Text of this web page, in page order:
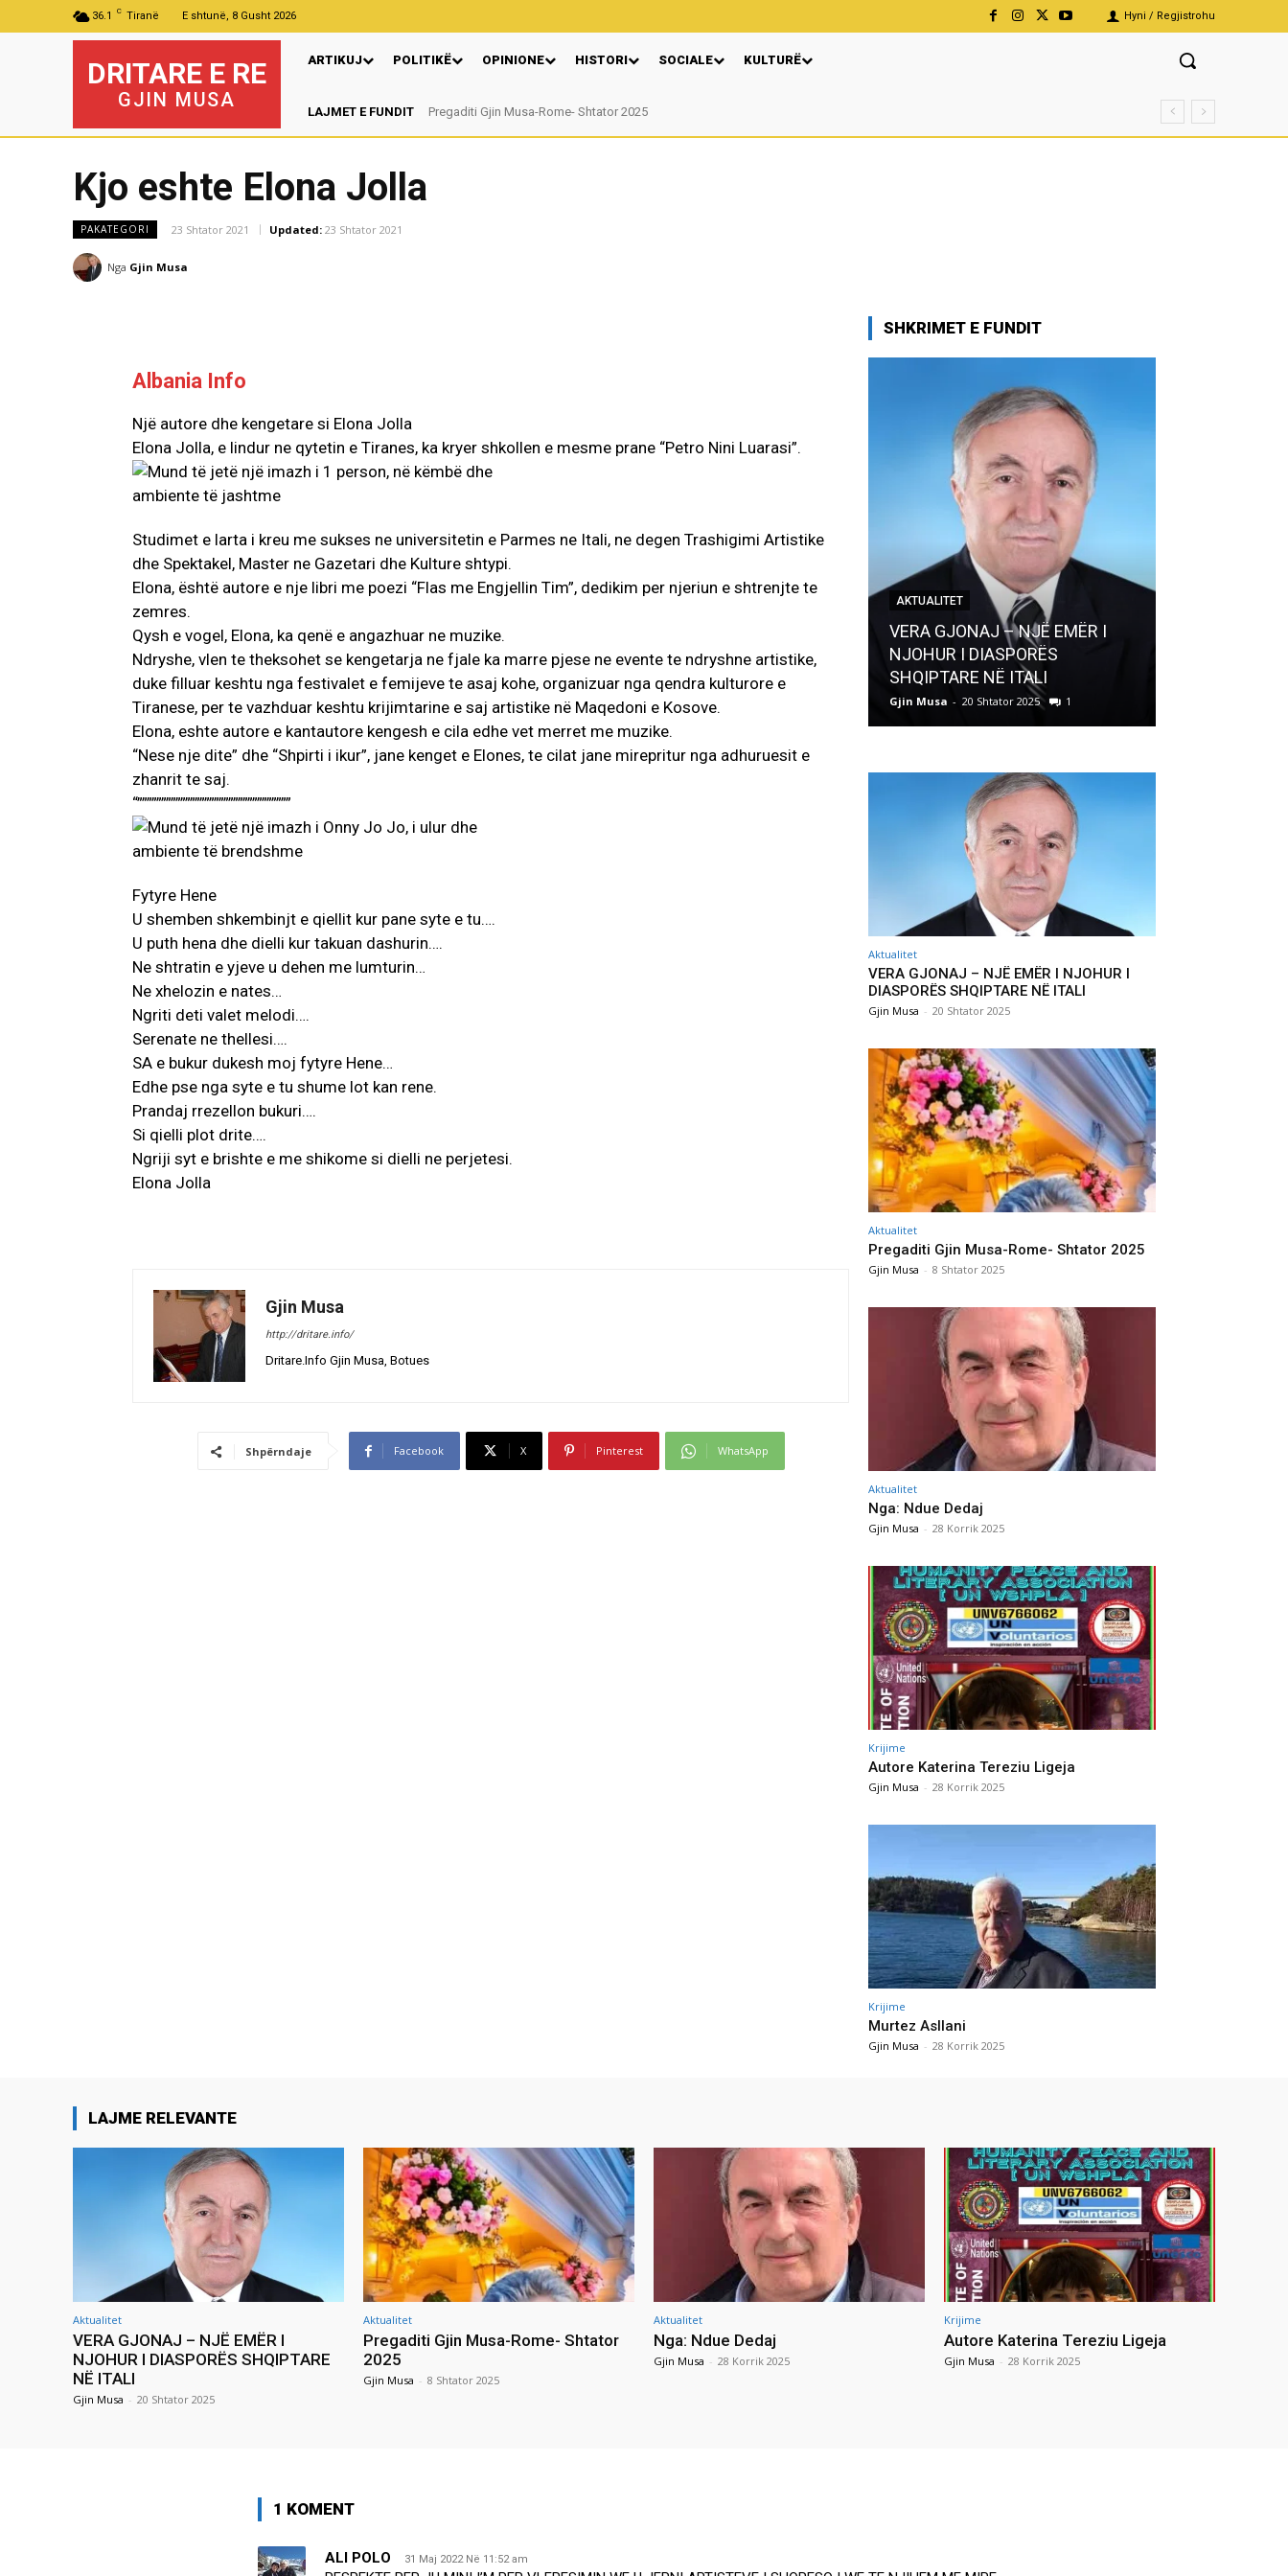
36.1 C Tiranë E shtunë, 8 Gusht 2026 Hyni / Regjistrohu
DRITARE E RE
GJIN MUSA
ARTIKUJ POLITIKË OPINIONE HISTORI SOCIALE KULTURË
LAJMET E FUNDIT Pregaditi Gjin Musa-Rome- Shtator 2025
Nga: Ndue Dedaj
Kjo eshte Elona Jolla
PAKATEGORI 23 Shtator 2021 Updated: 23 Shtator 2021
Nga Gjin Musa
Albania Info
Një autore dhe kengetare si Elona Jolla
Elona Jolla, e lindur ne qytetin e Tiranes, ka kryer shkollen e mesme prane “Petro Nini Luarasi”.
Studimet e larta i kreu me sukses ne universitetin e Parmes ne Itali, ne degen Trashigimi Artistike
dhe Spektakel, Master ne Gazetari dhe Kulture shtypi.
Elona, është autore e nje libri me poezi “Flas me Engjellin Tim”, dedikim per njeriun e shtrenjte te
zemres.
Qysh e vogel, Elona, ka qenë e angazhuar ne muzike.
Ndryshe, vlen te theksohet se kengetarja ne fjale ka marre pjese ne evente te ndryshne artistike,
duke filluar keshtu nga festivalet e femijeve te asaj kohe, organizuar nga qendra kulturore e
Tiranese, per te vazhduar keshtu krijimtarine e saj artistike në Maqedoni e Kosove.
Elona, eshte autore e kantautore kengesh e cila edhe vet merret me muzike.
“Nese nje dite” dhe “Shpirti i ikur”, jane kenget e Elones, te cilat jane mirepritur nga adhuruesit e
zhanrit te saj.
“””””””””””””””””””””””””””””””””
Fytyre Hene
U shemben shkembinjt e qiellit kur pane syte e tu….
U puth hena dhe dielli kur takuan dashurin….
Ne shtratin e yjeve u dehen me lumturin…
Ne xhelozin e nates…
Ngriti deti valet melodi….
Serenate ne thellesi….
SA e bukur dukesh moj fytyre Hene…
Edhe pse nga syte e tu shume lot kan rene.
Prandaj rrezellon bukuri….
Si qielli plot drite….
Ngriji syt e brishte e me shikome si dielli ne perjetesi.
Elona Jolla
Gjin Musa
http://dritare.info/
Dritare.Info Gjin Musa, Botues
Shpërndaje Facebook X Pinterest WhatsApp
SHKRIMET E FUNDIT
AKTUALITET
VERA GJONAJ – NJË EMËR I
NJOHUR I DIASPORËS
SHQIPTARE NË ITALI
Gjin Musa - 20 Shtator 2025 1
Aktualitet
VERA GJONAJ – NJË EMËR I NJOHUR I
DIASPORËS SHQIPTARE NË ITALI
Gjin Musa - 20 Shtator 2025
Aktualitet
Pregaditi Gjin Musa-Rome- Shtator 2025
Gjin Musa - 8 Shtator 2025
Aktualitet
Nga: Ndue Dedaj
Gjin Musa - 28 Korrik 2025
Krijime
Autore Katerina Tereziu Ligeja
Gjin Musa - 28 Korrik 2025
Krijime
Murtez Asllani
Gjin Musa - 28 Korrik 2025
LAJME RELEVANTE
Aktualitet
VERA GJONAJ – NJË EMËR I
NJOHUR I DIASPORËS SHQIPTARE
NË ITALI
Gjin Musa - 20 Shtator 2025
Aktualitet
Pregaditi Gjin Musa-Rome- Shtator
2025
Gjin Musa - 8 Shtator 2025
Aktualitet
Nga: Ndue Dedaj
Gjin Musa - 28 Korrik 2025
Krijime
Autore Katerina Tereziu Ligeja
Gjin Musa - 28 Korrik 2025
1 KOMENT
ALI POLO 31 Maj 2022 Në 11:52 am